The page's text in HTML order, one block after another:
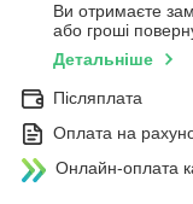
Ви отримаєте
або гроші
Детальніше
Післяплата
Оплата на
Онлайн-оплата